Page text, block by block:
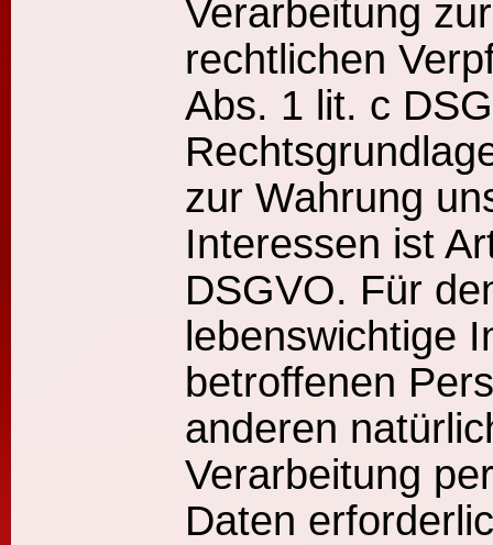
Verarbeitung
rechtlichen
Abs. 1 lit. c
zur Wahrung
Interessen ist
DSGVO. Für
lebenswichtige
betroffenen
anderen
Verarbeitung
Daten